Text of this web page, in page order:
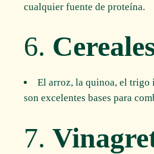
cualquier fuente de proteína.
6.
El arroz, la quinoa, el trigo
son excelentes bases para
7.